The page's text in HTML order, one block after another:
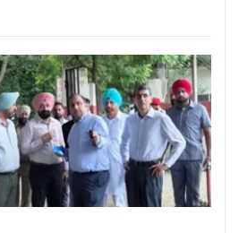
ਦੀਆਂ ਭਾਵਨਾਵਾਂ
ਦਰਜ਼ ਕਰਕੇ ਗ੍ਰਿਫਤਾਰ